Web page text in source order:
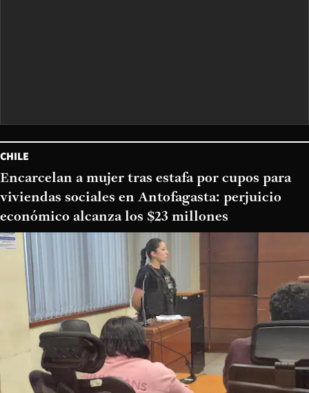
CHILE
Encarcelan a mujer tras estafa por cupos para
viviendas sociales en Antofagasta: perjuicio
económico alcanza los $23 millones